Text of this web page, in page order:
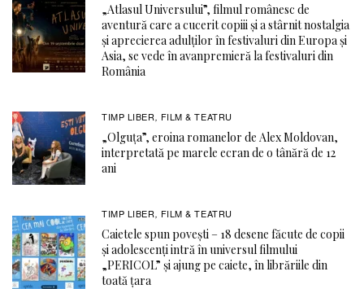
„Atlasul Universului”, filmul românesc de
aventură care a cucerit copiii și a stârnit nostalgia
și aprecierea adulților în festivaluri din Europa și
Asia, se vede în avanpremieră la festivaluri din
România
TIMP LIBER , FILM & TEATRU
„Olguța”, eroina romanelor de Alex Moldovan,
interpretată pe marele ecran de o tânără de 12
ani
TIMP LIBER , FILM & TEATRU
Caietele spun povești – 18 desene făcute de copii
și adolescenți intră în universul filmului
„PERICOL” și ajung pe caiete, în librăriile din
toată țara